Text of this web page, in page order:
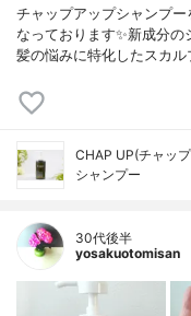
チャップアップシャンプ
なっております✨新成分
髪の悩みに特化したスカ
CHAP UP(チャッ
シャンプー
30代後半
yosakuotomisan